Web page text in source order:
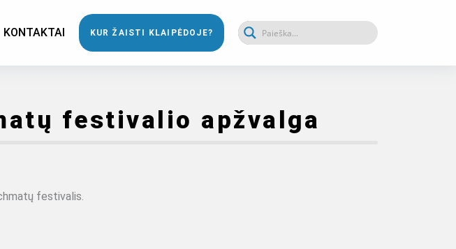
KONTAKTAI KUR ŽAISTI KLAIPĖDOJE?
festivalio apžvalga
festivalis.